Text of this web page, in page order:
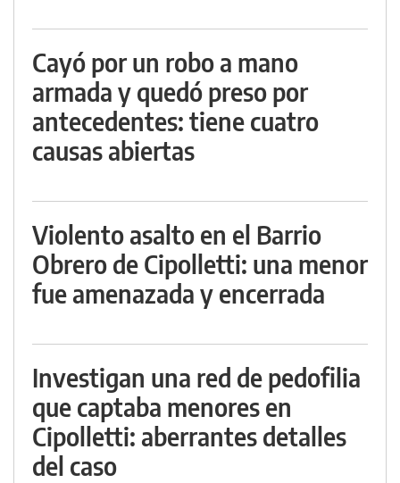
Cayó por un robo a mano
armada y quedó preso por
antecedentes: tiene cuatro
causas abiertas
Violento asalto en el Barrio
Obrero de Cipolletti: una menor
fue amenazada y encerrada
Investigan una red de pedofilia
que captaba menores en
Cipolletti: aberrantes detalles
del caso